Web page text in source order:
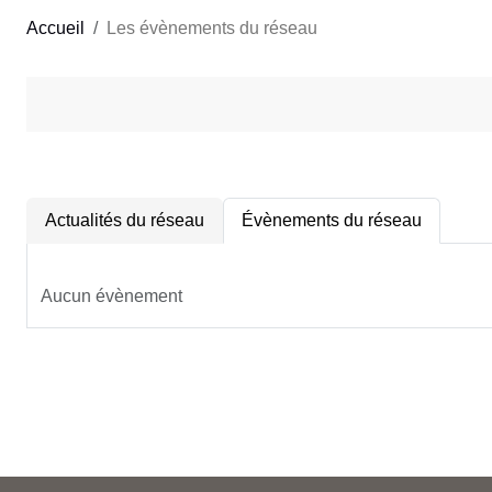
Accueil Les évènements du réseau
Actualités du réseau Évènements du réseau
Aucun évènement